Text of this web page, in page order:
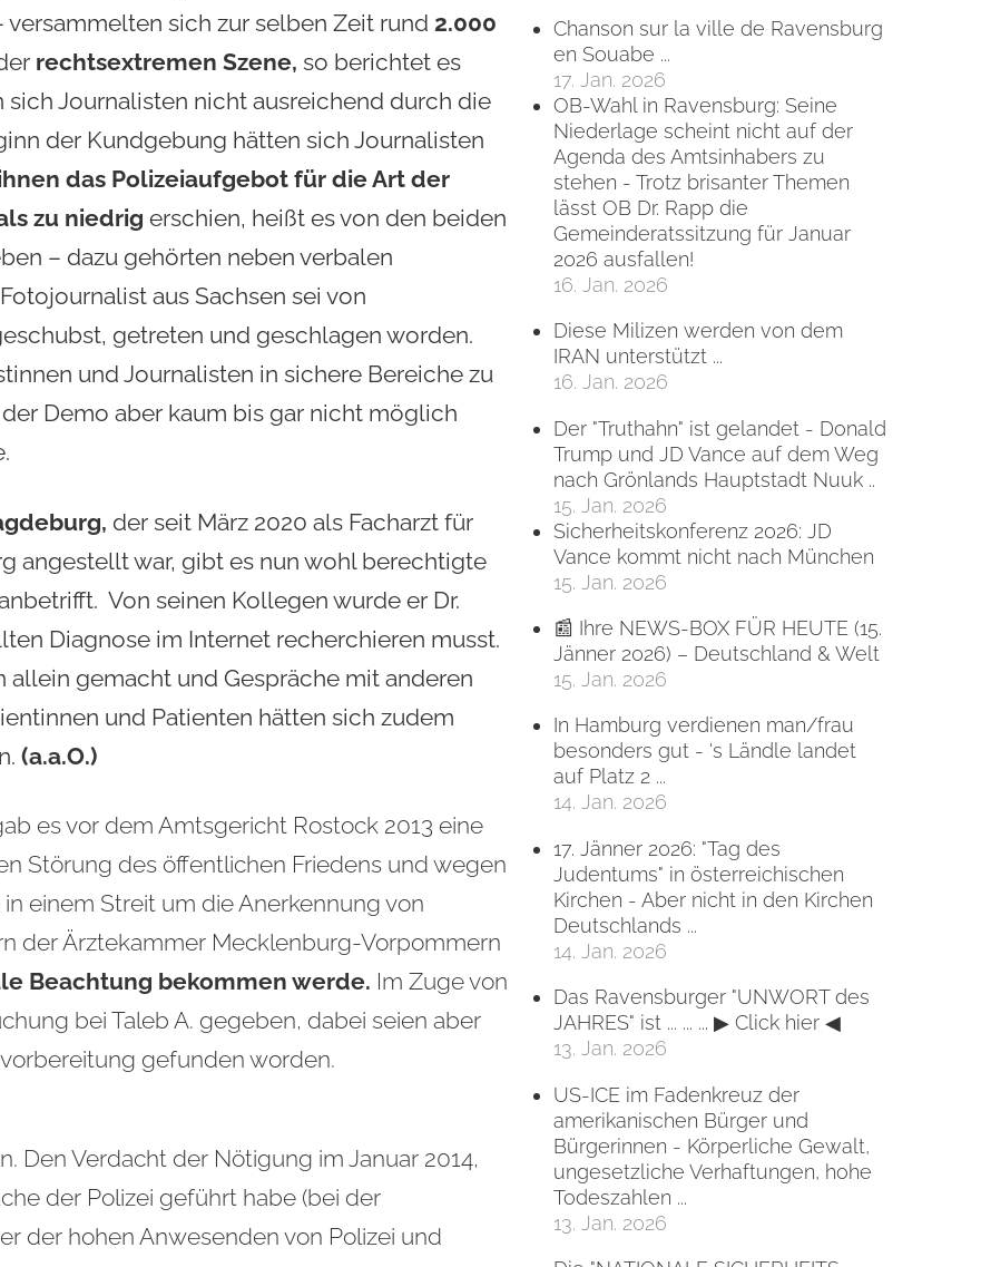
Chanson sur la ville de Ravensburg
en Souabe ...
17. Jan. 2026
OB-Wahl in Ravensburg: Seine
Niederlage scheint nicht auf der
Agenda des Amtsinhabers zu
stehen - Trotz brisanter Themen
lässt OB Dr. Rapp die
Gemeinderatssitzung für Januar
2026 ausfallen!
16. Jan. 2026
Diese Milizen werden von dem
IRAN unterstützt ...
16. Jan. 2026
Der "Truthahn" ist gelandet - Donald
Trump und JD Vance auf dem Weg
nach Grönlands Hauptstadt Nuuk ..
15. Jan. 2026
Sicherheitskonferenz 2026: JD
Vance kommt nicht nach München
15. Jan. 2026
📰 Ihre NEWS-BOX FÜR HEUTE (15.
Jänner 2026) – Deutschland & Welt
15. Jan. 2026
In Hamburg verdienen man/frau
besonders gut - 's Ländle landet
auf Platz 2 ...
14. Jan. 2026
17. Jänner 2026: "Tag des
Judentums" in österreichischen
Kirchen - Aber nicht in den Kirchen
Deutschlands ...
14. Jan. 2026
Das Ravensburger "UNWORT des
JAHRES" ist ... ... ... ▶ Click hier ◀
13. Jan. 2026
US-ICE im Fadenkreuz der
amerikanischen Bürger und
Bürgerinnen - Körperliche Gewalt,
ungesetzliche Verhaftungen, hohe
Todeszahlen ...
13. Jan. 2026
versammelten sich zur selben Zeit rund 2.000
rechtsextremen Szene, so berichtet es
sich Journalisten nicht ausreichend durch die
der Kundgebung hätten sich Journalisten
das Polizeiaufgebot für die Art der
zu niedrig erschien, heißt es von den beiden
– dazu gehörten neben verbalen
aus Sachsen sei von
getreten und geschlagen worden.
und Journalisten in sichere Bereiche zu
Demo aber kaum bis gar nicht möglich
der seit März 2020 als Facharzt für
angestellt war, gibt es nun wohl berechtigte
Von seinen Kollegen wurde er Dr.
Diagnose im Internet recherchieren musst.
allein gemacht und Gespräche mit anderen
und Patienten hätten sich zudem
(a.a.O.)
es vor dem Amtsgericht Rostock 2013 eine
Störung des öffentlichen Friedens und wegen
einem Streit um die Anerkennung von
der Ärztekammer Mecklenburg-Vorpommern
Beachtung bekommen werde. Im Zuge von
bei Taleb A. gegeben, dabei seien aber
gefunden worden.
Den Verdacht der Nötigung im Januar 2014,
der Polizei geführt habe (bei der
der hohen Anwesenden von Polizei und